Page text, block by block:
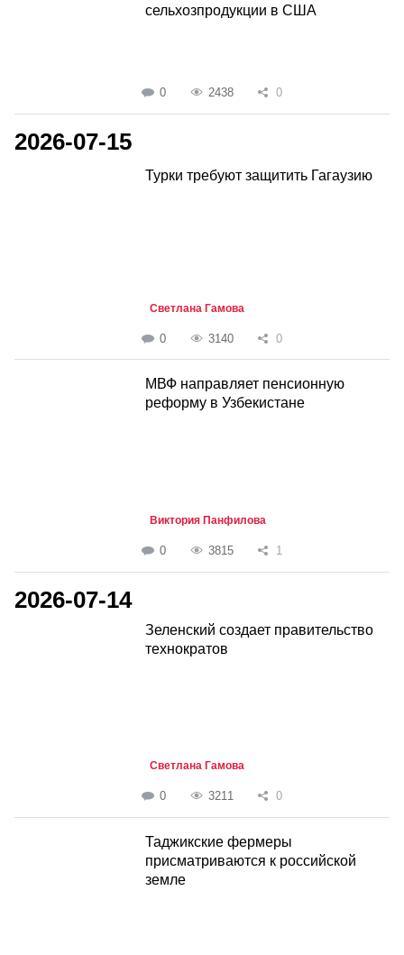
сельхозпродукции в США
0 2438 0
2026-07-15
Турки требуют защитить Гагаузию
Светлана Гамова
0 3140 0
МВФ направляет пенсионную
реформу в Узбекистане
Виктория Панфилова
0 3815 1
2026-07-14
Зеленский создает правительство
технократов
Светлана Гамова
0 3211 0
Таджикские фермеры
присматриваются к российской
земле